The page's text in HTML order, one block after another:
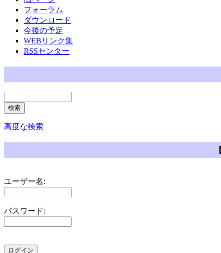
フォーラム
ダウンロード
今後の予定
WEBリンク集
RSSセンター
高度な検索
ユーザー名:
パスワード: